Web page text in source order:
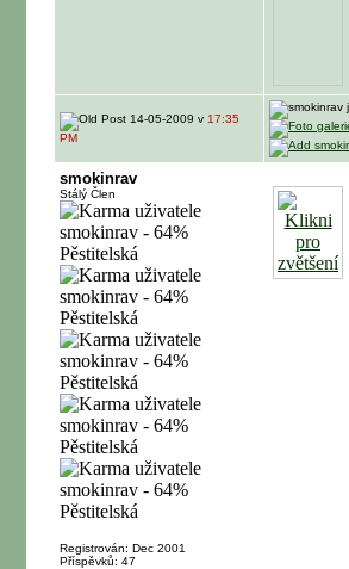
14-05-2009 v 17:35
PM
smokinrav
Stálý Člen
Registrován: Dec 2001
Příspěvků: 47